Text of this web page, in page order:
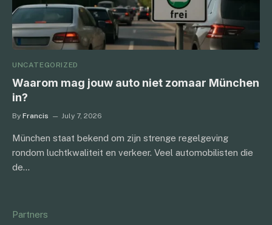
UNCATEGORIZED
Waarom mag jouw auto niet zomaar München
in?
By Francis July 7, 2026
München staat bekend om zijn strenge regelgeving
rondom luchtkwaliteit en verkeer. Veel automobilisten die
de…
Partners